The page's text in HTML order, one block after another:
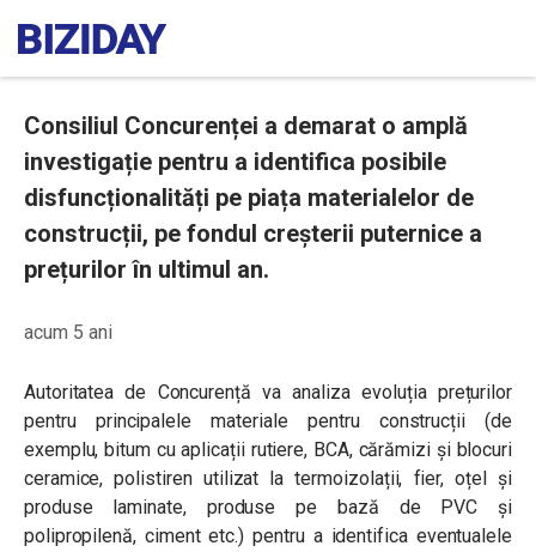
Consiliul Concurenței a demarat o amplă
investigație pentru a identifica posibile
disfuncționalități pe piața materialelor de
construcții, pe fondul creșterii puternice a
prețurilor în ultimul an.
acum 5 ani
Autoritatea de Concurență va analiza evoluția prețurilor
pentru principalele materiale pentru construcții (de
exemplu, bitum cu aplicații rutiere, BCA, cărămizi și blocuri
ceramice, polistiren utilizat la termoizolații, fier, oțel și
produse laminate, produse pe bază de PVC și
polipropilenă, ciment etc.) pentru a identifica eventualele